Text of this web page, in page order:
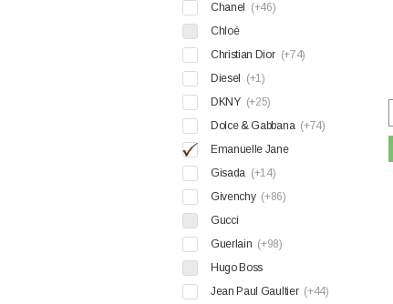
Chanel
(+46)
Chloé
Christian Dior (+74)
Diesel
(+1)
DKNY (+25)
Dolce & Gabbana (+74)
Emanuelle Jane
Gisada (+14)
Givenchy (+86)
Gucci
Guerlain (+98)
Hugo Boss
Jean Paul Gaultier (+44)